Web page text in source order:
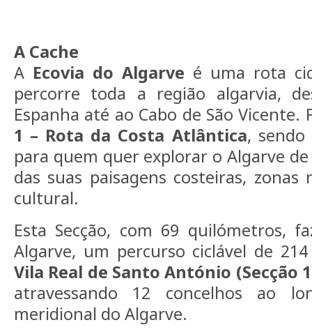
A Cache
A Ecovia do Algarve é uma rota
percorre toda a região algarvia,
Espanha até ao Cabo de São
1 – Rota da Costa Atlântica, sendo
para quem quer explorar o Algarve
das suas paisagens costeiras,
cultural.
Esta Secção, com 69 quilómetros,
Algarve, um percurso ciclável de
Vila Real de Santo António (Secção
atravessando 12 concelhos ao
meridional do Algarve.